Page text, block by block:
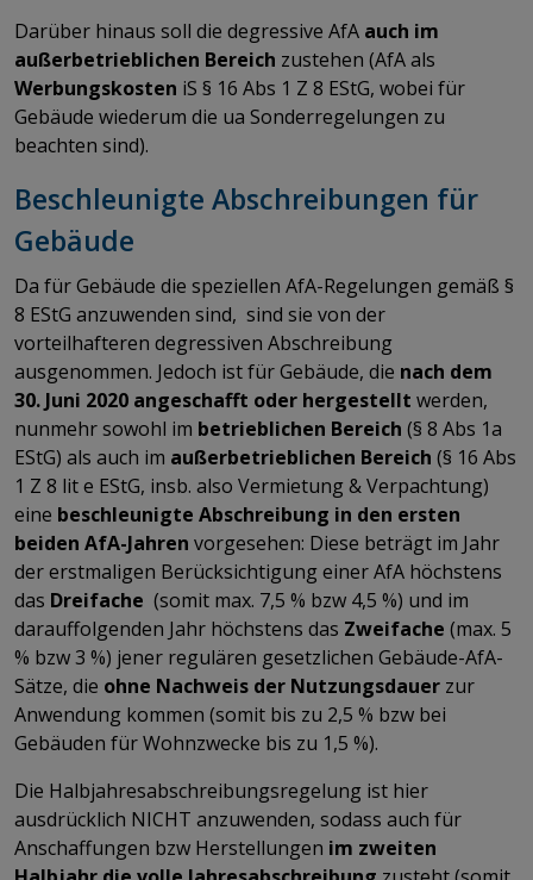
Darüber hinaus soll die degressive AfA auch im
außerbetrieblichen Bereich zustehen (AfA als
Werbungskosten iS § 16 Abs 1 Z 8 EStG, wobei für
Gebäude wiederum die ua Sonderregelungen zu
beachten sind).
Beschleunigte Abschreibungen für
Gebäude
Da für Gebäude die speziellen AfA-Regelungen gemäß §
8 EStG anzuwenden sind, sind sie von der
vorteilhafteren degressiven Abschreibung
ausgenommen. Jedoch ist für Gebäude, die nach dem
30. Juni 2020 angeschafft oder hergestellt werden,
nunmehr sowohl im betrieblichen Bereich (§ 8 Abs 1a
EStG) als auch im außerbetrieblichen Bereich (§ 16 Abs
1 Z 8 lit e EStG, insb. also Vermietung & Verpachtung)
eine beschleunigte Abschreibung in den ersten
beiden AfA-Jahren vorgesehen: Diese beträgt im Jahr
der erstmaligen Berücksichtigung einer AfA höchstens
das Dreifache (somit max. 7,5 % bzw 4,5 %) und im
darauffolgenden Jahr höchstens das Zweifache (max. 5
% bzw 3 %) jener regulären gesetzlichen Gebäude-AfA-
Sätze, die ohne Nachweis der Nutzungsdauer zur
Anwendung kommen (somit bis zu 2,5 % bzw bei
Gebäuden für Wohnzwecke bis zu 1,5 %).
Die Halbjahresabschreibungsregelung ist hier
ausdrücklich NICHT anzuwenden, sodass auch für
Anschaffungen bzw Herstellungen im zweiten